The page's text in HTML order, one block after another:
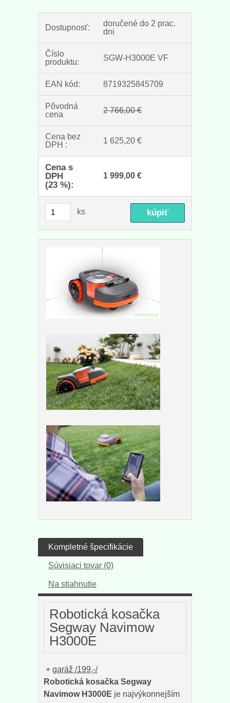
Dostupnosť:
doručené do 2 prac.
dni
Číslo
produktu:
SGW-H3000E VF
EAN kód: 8719325845709
Pôvodná
cena
2 766,00 €
Cena bez
DPH :
1 625,20 €
Cena s
DPH
(23 %):
1 999,00 €
ks
Kompletné špecifikácie
Súvisiaci tovar (0)
Na stiahnutie
Robotická kosačka
Segway Navimow
H3000E
+ garáž /199,-/
Robotická kosačka Segway
Navimow H3000E je najvýkonnejším